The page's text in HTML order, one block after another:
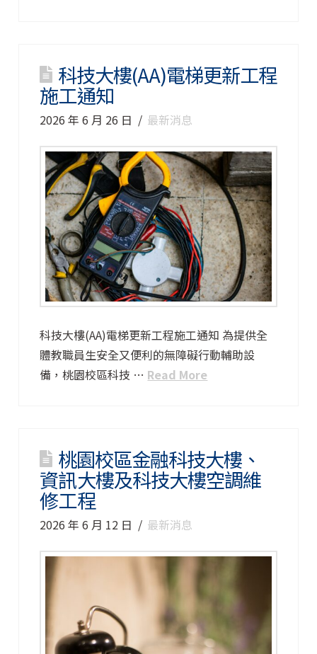
科技大樓(AA)電梯更新工程
施工通知
2026 年 6 月 26 日 最新消息
科技大樓(AA)電梯更新工程施工通知 為提供全
體教職員生安全又便利的無障礙行動輔助設
備，桃園校區科技 … Read More
桃園校區金融科技大樓、
資訊大樓及科技大樓空調維
修工程
2026 年 6 月 12 日 最新消息